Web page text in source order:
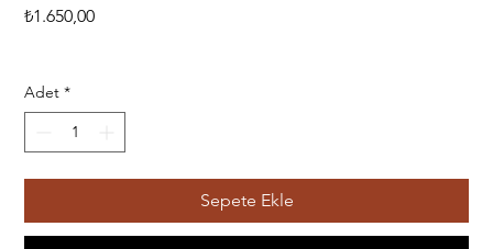
₺1.650,00Fiyat
Adet *
Sepete Ekle